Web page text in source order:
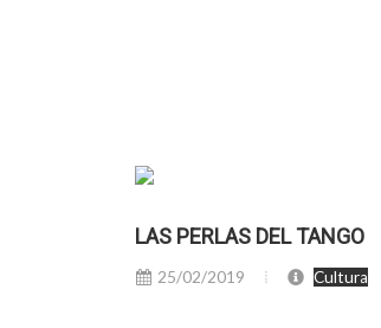
LAS PERLAS DEL TANGO
25/02/2019 Cultura